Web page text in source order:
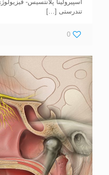
اسپیرولینا پلانتسیس-
تندرستی […]
0